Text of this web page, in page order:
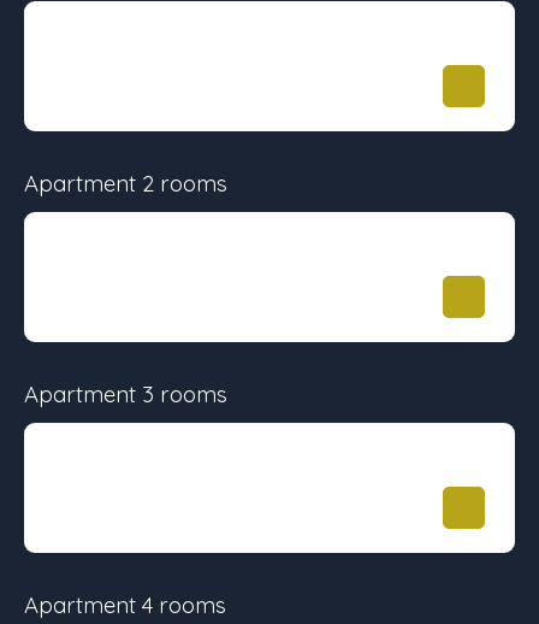
Apartment 2 rooms
Apartment 3 rooms
Apartment 4 rooms